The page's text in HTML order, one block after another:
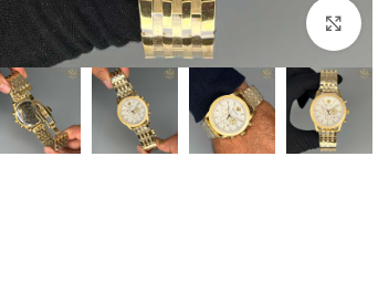
برای بزرگنمایی کلیک کنید